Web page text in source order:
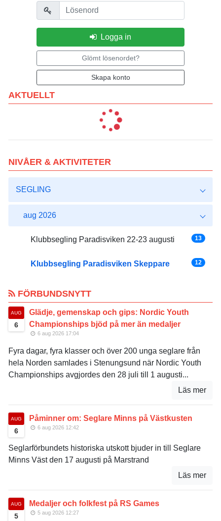
AKTUELLT
Lösenord
Logga in
Glömt lösenordet?
Skapa konto
NIVÅER & AKTIVITETER
SEGLING
aug 2026
Klubbsegling Paradisviken 22-23 augusti 13
Klubbsegling Paradisviken Skeppare 12
FÖRBUNDSNYTT
AUG
6
Glädje, gemenskap och gips: Nordic Youth
Championships bjöd på mer än medaljer
6 aug 2026 17:04
Fyra dagar, fyra klasser och över 200 unga seglare från
hela Norden samlades i Stenungsund när Nordic Youth
Championships avgjordes den 28 juli till 1 augusti...
Läs mer
AUG
6
Påminner om: Seglare Minns på Västkusten
6 aug 2026 12:42
Seglarförbundets historiska utskott bjuder in till Seglare
Minns Väst den 17 augusti på Marstrand
Läs mer
AUG
5
Medaljer och folkfest på RS Games
5 aug 2026 12:27